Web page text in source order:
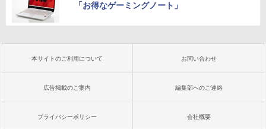
「お得なゲーミングノート」
本サイトのご利用について お問い合わせ
広告掲載のご案内 編集部へのご連絡
プライバシーポリシー 会社概要